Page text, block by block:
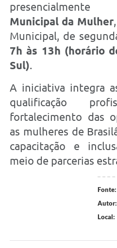
Municipal da Mulher
Municipal, de
7h às 13h (horário
Sul).
A iniciativa integra
qualificação
fortalecimento das
as mulheres de
capacitação e
meio de parcerias
Fonte:
Autor:
Local: